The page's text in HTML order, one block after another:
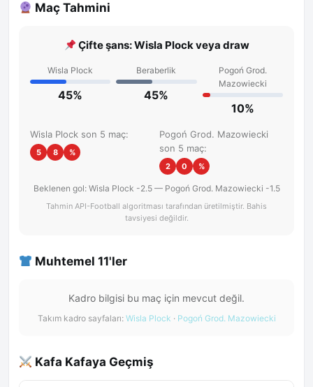
Maç Tahmini
Çifte şans: Wisla Plock veya draw
Wisla Plock
45%
Beraberlik
45%
Pogoń Grod.
Mazowiecki
10%
Wisla Plock son 5 maç:
5 8 %
Pogoń Grod. Mazowiecki
son 5 maç:
2 0 %
Beklenen gol: Wisla Plock -2.5 — Pogoń Grod. Mazowiecki -1.5
Tahmin API-Football algoritması tarafından üretilmiştir. Bahis
tavsiyesi değildir.
Muhtemel 11'ler
Kadro bilgisi bu maç için mevcut değil.
Takım kadro sayfaları: Wisla Plock · Pogoń Grod. Mazowiecki
Kafa Kafaya Geçmiş